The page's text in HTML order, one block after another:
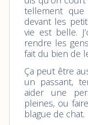
tellement que
devant les
vie est belle.
rendre les
fait du bien de
Ça peut être
un passant,
aider une
pleines, ou
blague de chat.